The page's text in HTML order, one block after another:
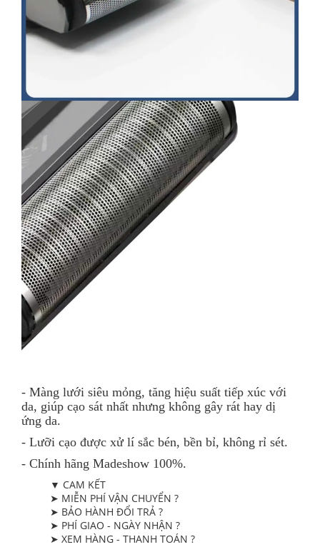
- Màng lưới siêu mỏng, tăng hiệu suất tiếp xúc với
da, giúp cạo sát nhất nhưng không gây rát hay dị
ứng da.
- Lưỡi cạo được xử lí sắc bén, bền bỉ, không rỉ sét.
- Chính hãng Madeshow 100%.
▼ CAM KẾT
➤ MIỄN PHÍ VẬN CHUYỂN ?
➤ BẢO HÀNH ĐỔI TRẢ ?
➤ PHÍ GIAO - NGÀY NHẬN ?
➤ XEM HÀNG - THANH TOÁN ?